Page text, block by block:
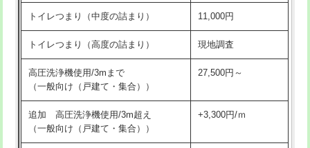
トイレつまり（中度の詰まり） 11,000円
トイレつまり（高度の詰まり） 現地調査
高圧洗浄機使用/3mまで
（一般向け（戸建て・集合））
27,500円～
追加 高圧洗浄機使用/3m超え
（一般向け（戸建て・集合））
+3,300円/ｍ